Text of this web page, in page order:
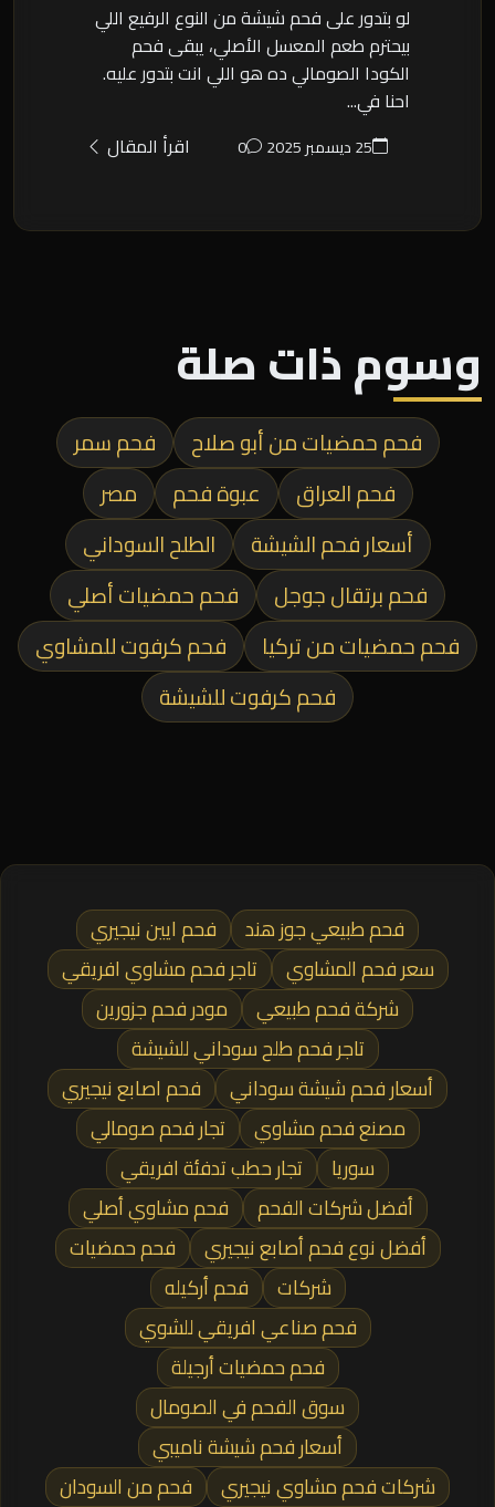
لو بتدور على فحم شيشة من النوع الرفيع اللي
بيحترم طعم المعسل الأصلي، يبقى فحم
الكودا الصومالي ده هو اللي انت بتدور عليه.
احنا في...
25 ديسمبر 2025 0 اقرأ المقال
وسوم ذات صلة
فحم حمضيات من أبو صلاح
فحم سمر
فحم العراق
عبوة فحم
مصر
أسعار فحم الشيشة
الطلح السوداني
فحم برتقال جوجل
فحم حمضيات أصلي
فحم حمضيات من تركيا
فحم كرفوت للمشاوي
فحم كرفوت للشيشة
فحم طبيعي جوز هند
فحم ايين نيجيري
سعر فحم المشاوي
تاجر فحم مشاوي افريقي
شركة فحم طبيعي
مودر فحم جزورين
تاجر فحم طلح سوداني للشيشة
أسعار فحم شيشة سوداني
فحم اصابع نيجيري
مصنع فحم مشاوي
تجار فحم صومالي
سوريا
تجار حطب تدفئة افريقي
أفضل شركات الفحم
فحم مشاوي أصلي
أفضل نوع فحم أصابع نيجيري
فحم حمضيات
شركات
فحم أركيله
فحم صناعي افريقي للشوي
فحم حمضيات أرجيلة
سوق الفحم في الصومال
أسعار فحم شيشة ناميبي
شركات فحم مشاوي نيجيري
فحم من السودان